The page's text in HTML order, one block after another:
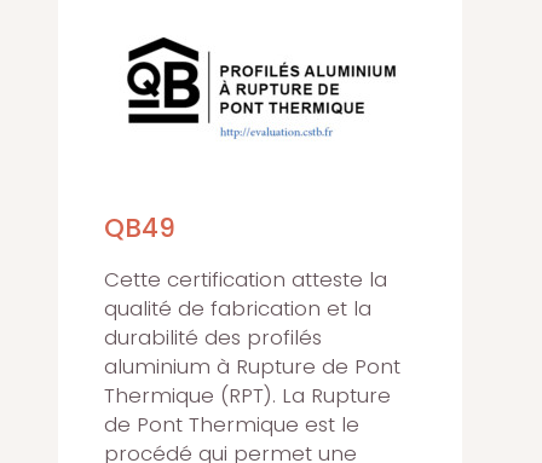
QB49
Cette certification atteste la
qualité de fabrication et la
durabilité des profilés
aluminium à Rupture de Pont
Thermique (RPT). La Rupture
de Pont Thermique est le
procédé qui permet une